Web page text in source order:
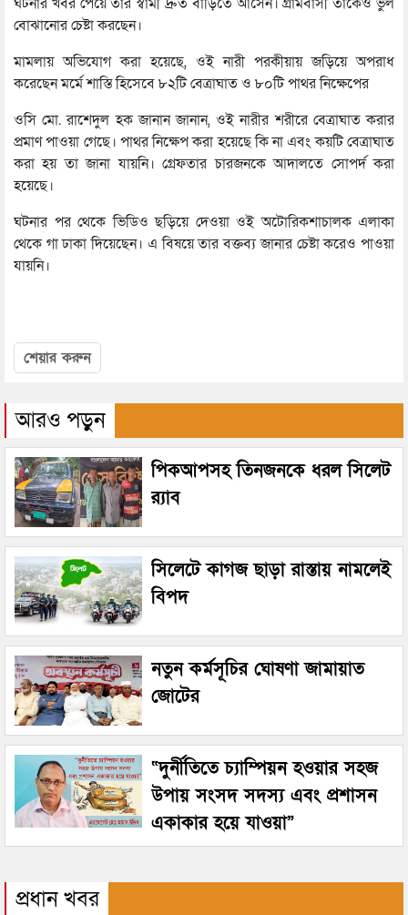
বোঝানোর চেষ্টা করছেন।
মামলায় অভিযোগ করা হয়েছে, ওই নারী পরকীয়ায় জড়িয়ে অপরাধ
করেছেন মর্মে শাস্তি হিসেবে ৮২টি বেত্রাঘাত ও ৮০টি পাথর নিক্ষেপের
ওসি মো. রাশেদুল হক জানান জানান, ওই নারীর শরীরে বেত্রাঘাত করার
প্রমাণ পাওয়া গেছে। পাথর নিক্ষেপ করা হয়েছে কি না এবং কয়টি বেত্রাঘাত
করা হয় তা জানা যায়নি। গ্রেফতার চারজনকে আদালতে সোপর্দ করা
হয়েছে।
ঘটনার পর থেকে ভিডিও ছড়িয়ে দেওয়া ওই অটোরিকশাচালক এলাকা
থেকে গা ঢাকা দিয়েছেন। এ বিষয়ে তার বক্তব্য জানার চেষ্টা করেও পাওয়া
যায়নি।
শেয়ার করুন
আরও পড়ুন
পিকআপসহ তিনজনকে ধরল সিলেট
র‌্যাব
সিলেটে কাগজ ছাড়া রাস্তায় নামলেই
বিপদ
নতুন কর্মসূচির ঘোষণা জামায়াত
জোটের
“দুর্নীতিতে চ্যাম্পিয়ন হওয়ার সহজ
উপায় সংসদ সদস্য এবং প্রশাসন
একাকার হয়ে যাওয়া”
প্রধান খবর